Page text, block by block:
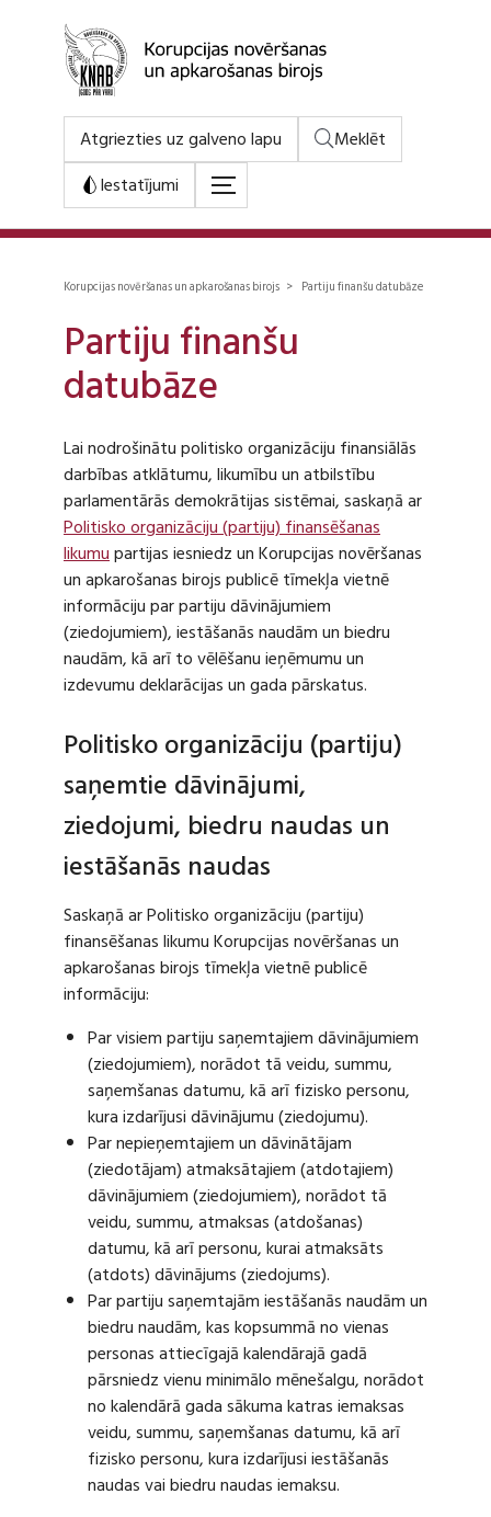
Atgriezties uz galveno lapu
Meklēt
Iestatījumi
Korupcijas novēršanas un apkarošanas birojs > Partiju finanšu datubāze
Partiju finanšu
datubāze
Lai nodrošinātu politisko organizāciju finansiālās
darbības atklātumu, likumību un atbilstību
parlamentārās demokrātijas sistēmai, saskaņā ar
Politisko organizāciju (partiju) finansēšanas
likumupartijas iesniedz un Korupcijas novēršanas
un apkarošanas birojs publicē tīmekļa vietnē
informāciju par partiju dāvinājumiem
(ziedojumiem), iestāšanās naudām un biedru
naudām, kā arī to vēlēšanu ieņēmumu un
izdevumu deklarācijas un gada pārskatus.
Politisko organizāciju (partiju)
saņemtie dāvinājumi,
ziedojumi, biedru naudas un
iestāšanās naudas
Saskaņā ar Politisko organizāciju (partiju)
finansēšanas likumu Korupcijas novēršanas un
apkarošanas birojs tīmekļa vietnē publicē
informāciju:
Par visiem partiju saņemtajiem dāvinājumiem
(ziedojumiem), norādot tā veidu, summu,
saņemšanas datumu, kā arī fizisko personu,
kura izdarījusi dāvinājumu (ziedojumu).
Par nepieņemtajiem un dāvinātājam
(ziedotājam) atmaksātajiem (atdotajiem)
dāvinājumiem (ziedojumiem), norādot tā
veidu, summu, atmaksas (atdošanas)
datumu, kā arī personu, kurai atmaksāts
(atdots) dāvinājums (ziedojums).
Par partiju saņemtajām iestāšanās naudām un
biedru naudām, kas kopsummā no vienas
personas attiecīgajā kalendārajā gadā
pārsniedz vienu minimālo mēnešalgu, norādot
no kalendārā gada sākuma katras iemaksas
veidu, summu, saņemšanas datumu, kā arī
fizisko personu, kura izdarījusi iestāšanās
naudas vai biedru naudas iemaksu.